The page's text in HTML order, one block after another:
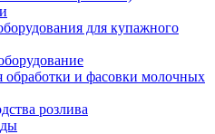
для купажного
обработки и фасовки молочных
розлива